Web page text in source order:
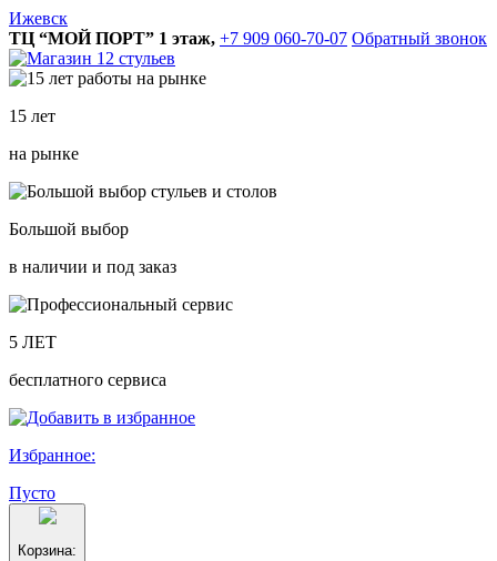
Ижевск
ТЦ “МОЙ ПОРТ” 1 этаж, +7 909 060-70-07 Обратный звонок
15 лет
на рынке
Большой выбор
в наличии и под заказ
5 ЛЕТ
бесплатного сервиса
Избранное:
Пусто
Корзина: